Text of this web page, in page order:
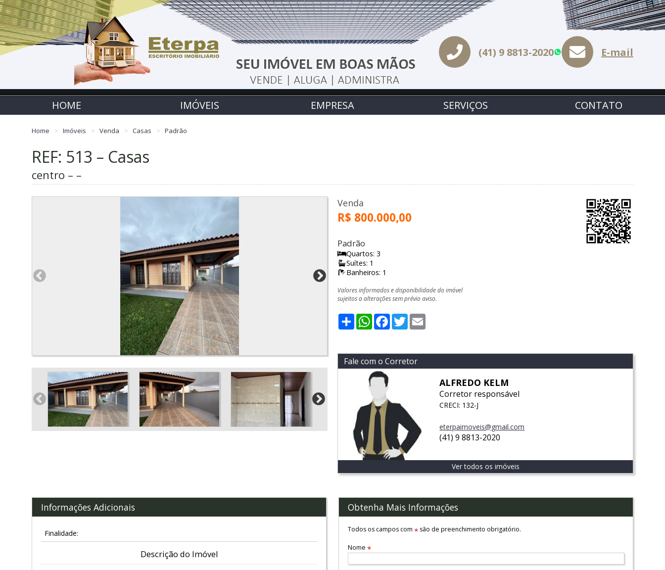
(41) 9 8813-2020 WhatsApp
E-mail
HOME IMÓVEIS EMPRESA SERVIÇOS CONTATO
Home Imóveis Venda Casas Padrão
REF: 513 – Casas
centro – –
Venda
R$ 800.000,00
Padrão
Quartos: 3
Suítes: 1
Banheiros: 1
Valores informados e disponibilidade do imóvel
sujeitos a alterações sem prévio aviso.
ShareWhatsApp
Facebook
Twitter
Fale com o Corretor
ALFREDO KELM
Corretor responsável
CRECI: 132-J
eterpaimoveis@gmail.com
(41) 9 8813-2020
Ver todos os imóveis
Informações Adicionais
Finalidade:
Descrição do Imóvel
Obtenha Mais Informações
Todos os campos com *são de preenchimento obrigatório.
Nome *